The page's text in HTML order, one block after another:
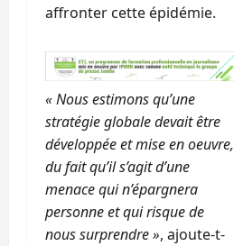
affronter cette épidémie.
« Nous estimons qu’une
stratégie globale devait être
développée et mise en oeuvre,
du fait qu’il s’agit d’une
menace qui n’épargnera
personne et qui risque de
nous surprendre », ajoute-t-